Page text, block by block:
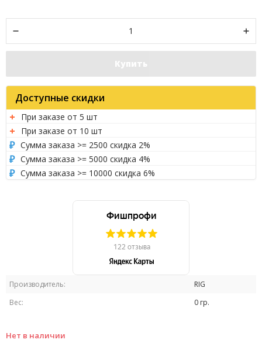
Производитель:
RIG
Вес:
0 гр.
Нет в наличии
Купить
Доступные скидки
При заказе от 5 шт
При заказе от 10 шт
Сумма заказа >= 2500 скидка 2%
Сумма заказа >= 5000 скидка 4%
Сумма заказа >= 10000 скидка 6%